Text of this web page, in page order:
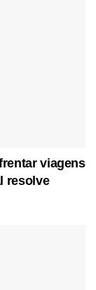
viagens
resolve